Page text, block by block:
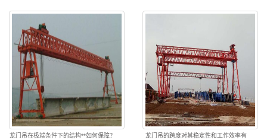
龙门吊在极端条件下的结构**如何保障？
龙门吊的跨度对其稳定性和工作效率有